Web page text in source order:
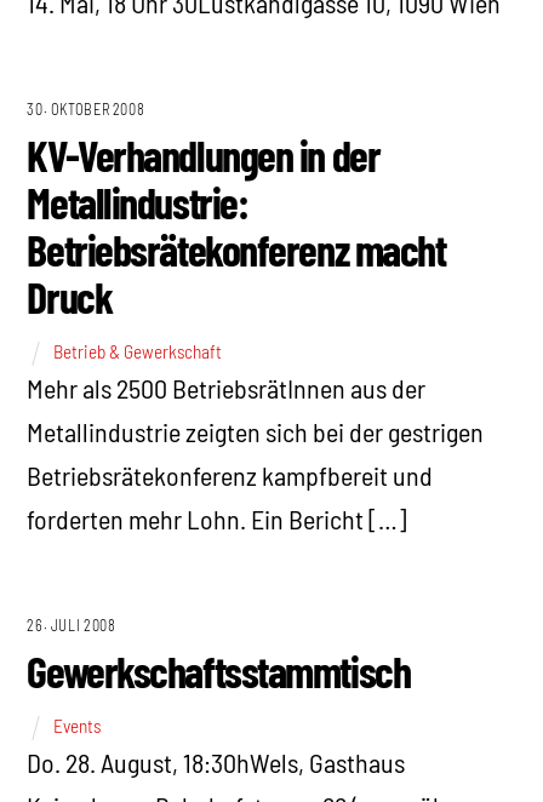
30. OKTOBER 2008
KV-Verhandlungen in der
Metallindustrie:
Betriebsrätekonferenz macht
Druck
Betrieb & Gewerkschaft
Mehr als 2500 BetriebsrätInnen aus der
Metallindustrie zeigten sich bei der gestrigen
Betriebsrätekonferenz kampfbereit und
forderten mehr Lohn. Ein Bericht […]
26. JULI 2008
Gewerkschaftsstammtisch
Events
Do. 28. August, 18:30hWels, Gasthaus